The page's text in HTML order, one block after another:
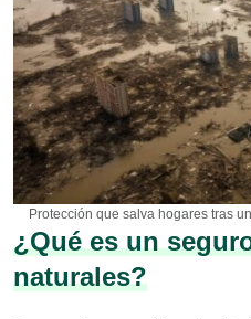
Protección que salva hogares tras
¿Qué es un
naturales?